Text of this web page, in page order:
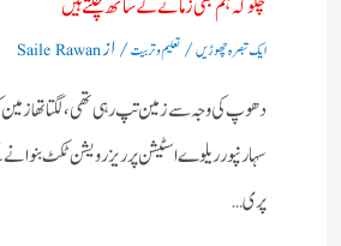
چلو کہ ہم بھی زمانے کے ساتھ چلتے ہیں
ایک تبصرہ چھوڑیں/ تعلیم و تربیت/ ازSaile Rawan
دھوپ کی وجہ سے زمین تپ رہی تھی، لگتا
سہارنپورریلوے اسٹیشن پرریزرویشن ٹکٹ
پری…